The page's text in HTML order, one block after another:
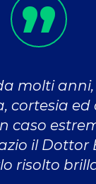
molti
cortesia
caso
il Dottor
risolto